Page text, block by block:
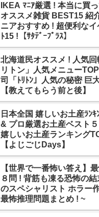
IKEA ﾏﾆｱ厳選 ! 本当に買
オススメ雑貨 BEST15 紹
ニアおすすめ ! 超便利なイ
ﾄ15 !【ｻﾀﾃﾞｰﾌﾟﾗｽ】
北海道民オススメ ! 人気回
リトン」人気メニュー
司「ﾄﾘﾄﾝ」人気の秘密 巨
【教えてもらう前と後】
日本全国 嬉しいお土産ﾗﾝｷ
& プロ厳選お土産ベスト
嬉しいお土産ランキング
【よじごじDays】
【世界で一番怖い答え】
８問 ! 背筋も凍る恐怖の
のスペシャリスト ホラー
最怖推理問題まとめ ! ~